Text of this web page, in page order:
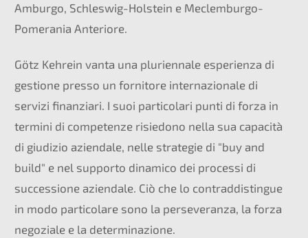
Amburgo, Schleswig-Holstein e Meclemburgo-
Pomerania Anteriore.
Götz Kehrein vanta una pluriennale esperienza di
gestione presso un fornitore internazionale di
servizi finanziari. I suoi particolari punti di forza in
termini di competenze risiedono nella sua capacità
di giudizio aziendale, nelle strategie di "buy and
build" e nel supporto dinamico dei processi di
successione aziendale. Ciò che lo contraddistingue
in modo particolare sono la perseveranza, la forza
negoziale e la determinazione.